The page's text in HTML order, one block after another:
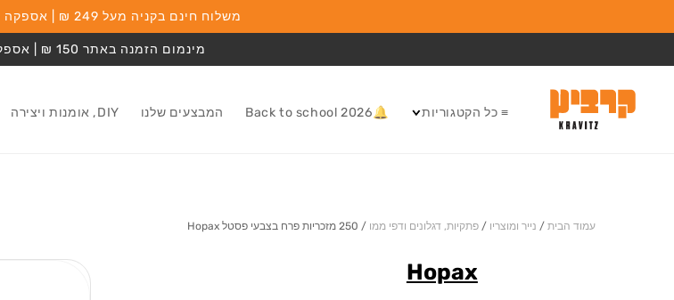
משלוח חינם בקניה מעל 249 ₪ | אספקה עד 3 ימי עסקים
מינמום הזמנה באתר 150 ₪ | אספקה מהירה
≡ כל הקטגוריות 🔔Back to school 2026 המבצעים שלנו DIY, אומנות ויצירה
עמוד הבית / נייר ומוצריו / פתקיות, דגלונים ודפי ממו / 250 מזכריות פרח בצבעי פסטל Hopax
Hopax
מעבר למידע על